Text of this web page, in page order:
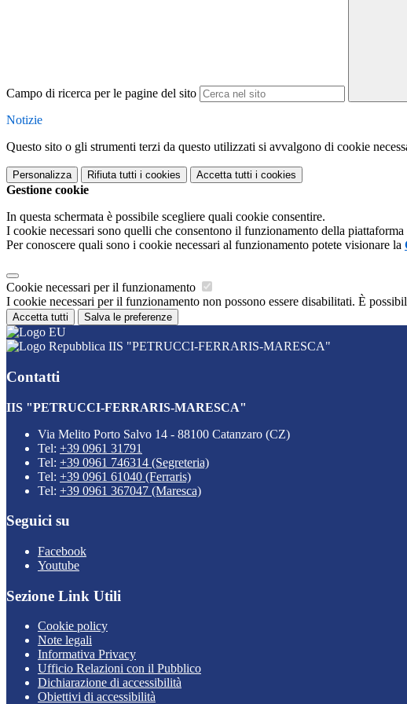
Campo di ricerca per le pagine del sito
Notizie
Questo sito o gli strumenti terzi da questo utilizzati si avvalgono di cookie
Personalizza Rifiuta tutti i cookies Accetta tutti i cookies
Gestione cookie
In questa schermata è possibile scegliere quali cookie consentire.
I cookie necessari sono quelli che consentono il funzionamento della
Per conoscere quali sono i cookie necessari al funzionamento potete visionare la
Cookie necessari per il funzionamento
I cookie necessari per il funzionamento non possono essere disabilitati. È
Accetta tutti Salva le preferenze
IIS "PETRUCCI-FERRARIS-MARESCA"
Contatti
IIS "PETRUCCI-FERRARIS-MARESCA"
Via Melito Porto Salvo 14 - 88100 Catanzaro (CZ)
Tel: +39 0961 31791
Tel: +39 0961 746314 (Segreteria)
Tel: +39 0961 61040 (Ferraris)
Tel: +39 0961 367047 (Maresca)
Seguici su
Facebook
Youtube
Sezione Link Utili
Cookie policy
Note legali
Informativa Privacy
Ufficio Relazioni con il Pubblico
Dichiarazione di accessibilità
Obiettivi di accessibilità